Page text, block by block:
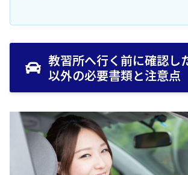
教習所へ行く前に確認し
以外の必要書類と注意点